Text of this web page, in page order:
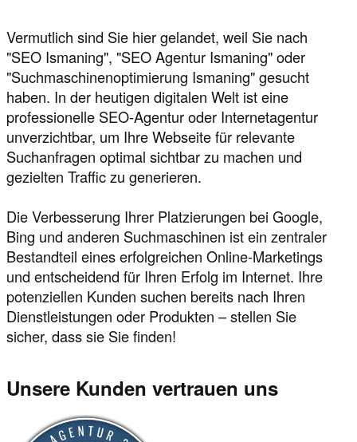
Vermutlich sind Sie hier gelandet, weil Sie nach
"SEO Ismaning", "SEO Agentur Ismaning" oder
"Suchmaschinenoptimierung Ismaning" gesucht
haben. In der heutigen digitalen Welt ist eine
professionelle SEO-Agentur oder Internetagentur
unverzichtbar, um Ihre Webseite für relevante
Suchanfragen optimal sichtbar zu machen und
gezielten Traffic zu generieren.
Die Verbesserung Ihrer Platzierungen bei Google,
Bing und anderen Suchmaschinen ist ein zentraler
Bestandteil eines erfolgreichen Online-Marketings
und entscheidend für Ihren Erfolg im Internet. Ihre
potenziellen Kunden suchen bereits nach Ihren
Dienstleistungen oder Produkten – stellen Sie
sicher, dass sie Sie finden!
Unsere Kunden vertrauen uns